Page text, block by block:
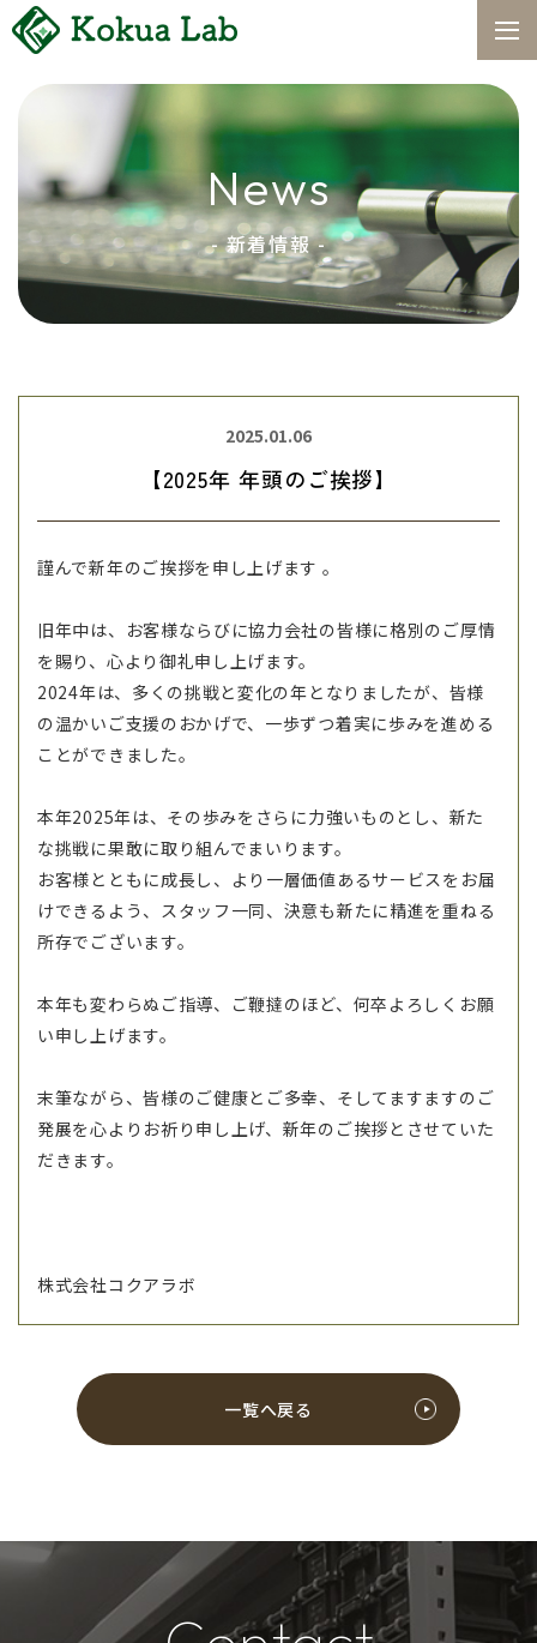
News
- 新着情報 -
2025.01.06
【2025年 年頭のご挨拶】
謹んで新年のご挨拶を申し上げます 。
旧年中は、お客様ならびに協力会社の皆様に格別のご厚情
を賜り、心より御礼申し上げます。
2024年は、多くの挑戦と変化の年となりましたが、皆様
の温かいご支援のおかげで、一歩ずつ着実に歩みを進める
ことができました。
本年2025年は、その歩みをさらに力強いものとし、新た
な挑戦に果敢に取り組んでまいります。
お客様とともに成長し、より一層価値あるサービスをお届
けできるよう、スタッフ一同、決意も新たに精進を重ねる
所存でございます。
本年も変わらぬご指導、ご鞭撻のほど、何卒よろしくお願
い申し上げます。
末筆ながら、皆様のご健康とご多幸、そしてますますのご
発展を心よりお祈り申し上げ、新年のご挨拶とさせていた
だきます。
株式会社コクアラボ
一覧へ戻る